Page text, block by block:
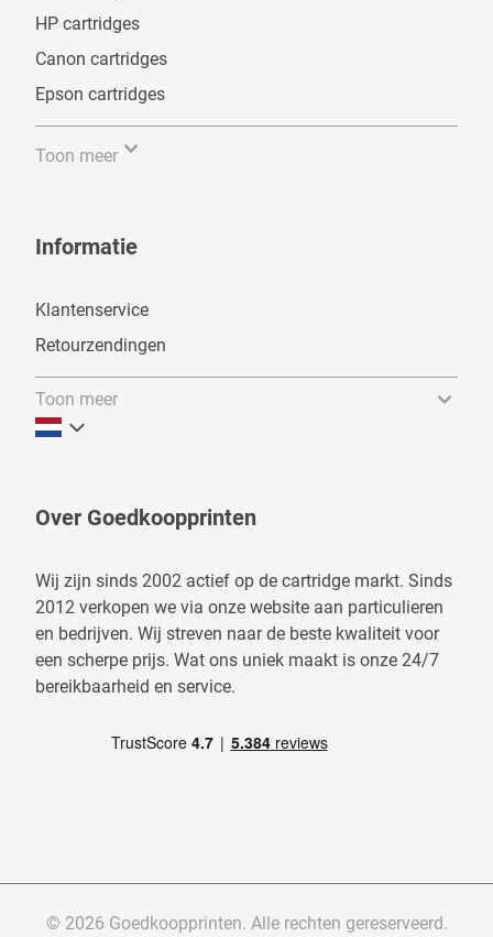
HP cartridges
Canon cartridges
Epson cartridges
Toon meer
Informatie
Klantenservice
Retourzendingen
Toon meer
Over Goedkoopprinten
Wij zijn sinds 2002 actief op de cartridge markt. Sinds
2012 verkopen we via onze website aan particulieren
en bedrijven. Wij streven naar de beste kwaliteit voor
een scherpe prijs. Wat ons uniek maakt is onze 24/7
bereikbaarheid en service.
© 2026 Goedkoopprinten. Alle rechten gereserveerd.